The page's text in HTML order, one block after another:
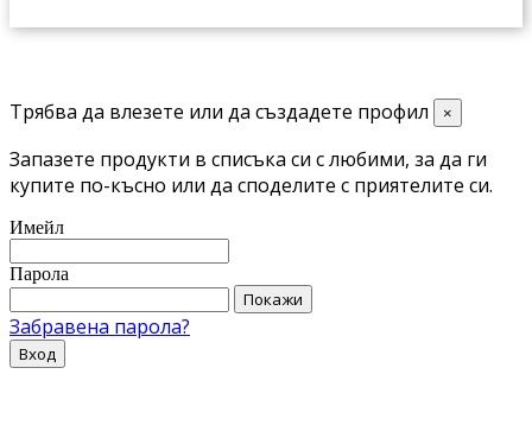
Трябва да влезете или да създадете профил ×
Запазете продукти в списъка си с любими, за да ги
купите по-късно или да споделите с приятелите си.
Имейл
Парола
Покажи
Забравена парола?
Вход